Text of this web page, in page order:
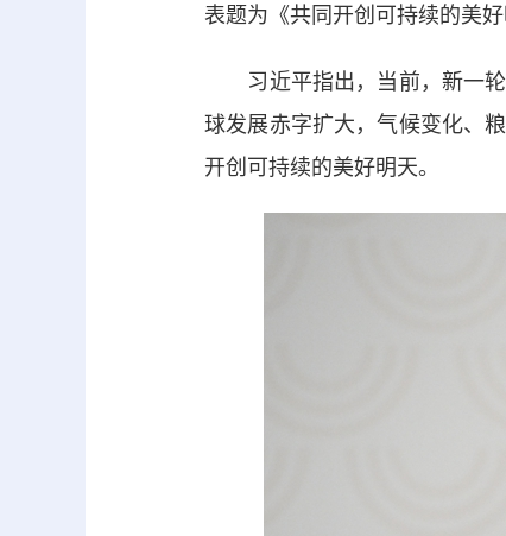
表题为《共同开创可持续的美好
习近平指出，当前，新一轮
球发展赤字扩大，气候变化、
开创可持续的美好明天。